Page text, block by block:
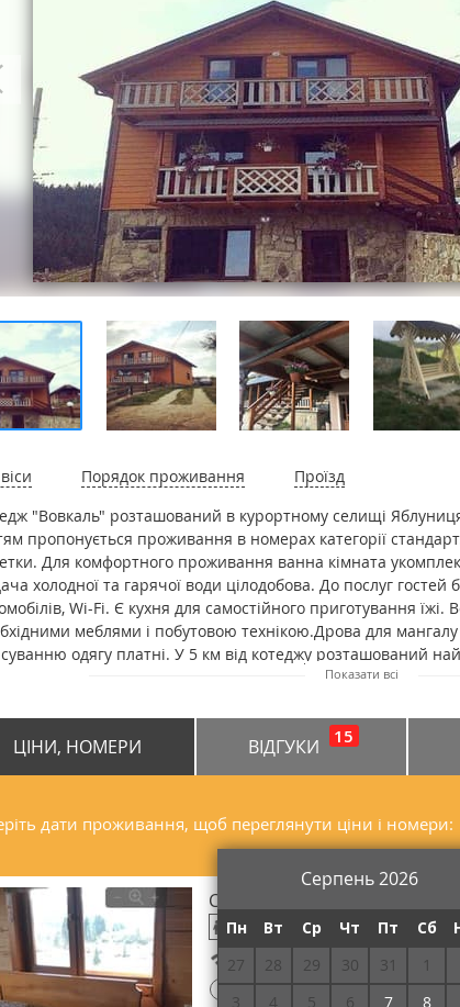
Порядок проживання
Проїзд
"Вовкаль" розташований в курортному селищі
пропонується проживання в номерах категорії
Для комфортного проживання ванна кімната
холодної та гарячої води цілодобова. До послуг гостей
Wi-Fi. Є кухня для самостійного приготування їжі.
меблями і побутовою технікою.Дрова для
одягу платні. У 5 км від котеджу розташований
української та закарпатської кухні. Відстань до котеджу
Показати всі
ЦІНИ, НОМЕРИ ВІДГУКИ 15
дати проживання, щоб переглянути ціни і номери:
Серпень 2026
Пн Вт Ср Чт Пт Сб
27
28 29 30 31 1
3
4 5 6 7 8
Стандарт тримісний
Безкоштовний Wi-Fi
! Потрібна передоплата